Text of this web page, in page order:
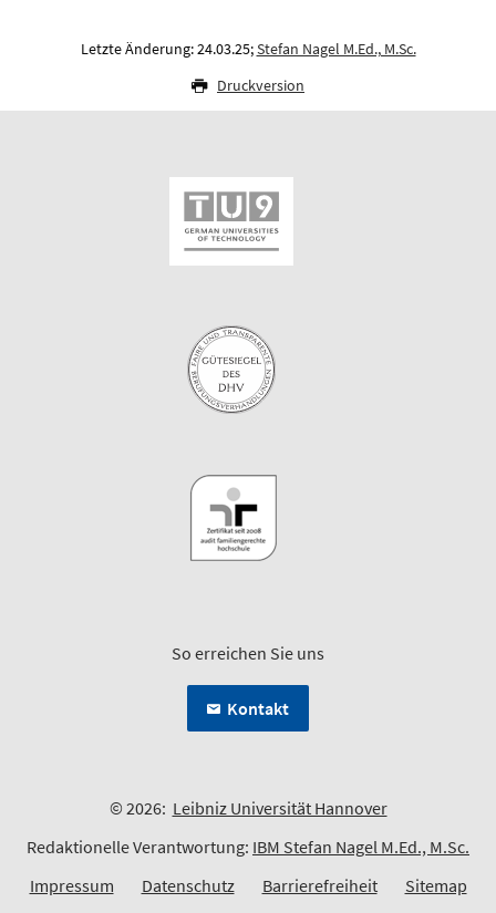
Letzte Änderung: 24.03.25;Stefan Nagel M.Ed., M.Sc.
Druckversion
So erreichen Sie uns
Kontakt
© 2026: Leibniz Universität Hannover
Redaktionelle Verantwortung: IBM Stefan Nagel M.Ed., M.Sc.
Impressum
Datenschutz Barrierefreiheit Sitemap